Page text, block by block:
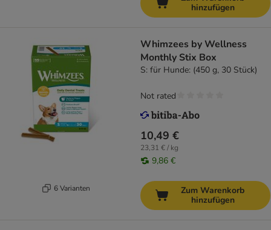
hinzufügen
6 Varianten
Whimzees by Wellness
Monthly Stix Box
S: für Hunde: (450 g, 30 Stück)
10,49 €
23,31 € / kg
9,86 €
Not rated
Zum Warenkorb
hinzufügen